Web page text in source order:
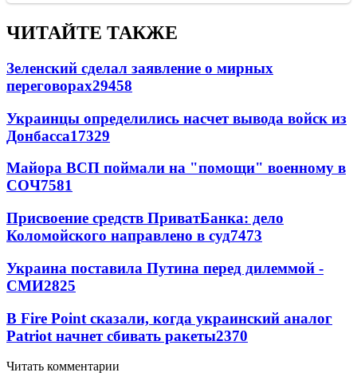
ЧИТАЙТЕ ТАКЖЕ
Зеленский сделал заявление о мирных
переговорах29458
Украинцы определились насчет вывода войск из
Донбасса17329
Майора ВСП поймали на "помощи" военному в
СОЧ7581
Присвоение средств ПриватБанка: дело
Коломойского направлено в суд7473
Украина поставила Путина перед дилеммой -
СМИ2825
В Fire Point сказали, когда украинский аналог
Patriot начнет сбивать ракеты2370
Читать комментарии